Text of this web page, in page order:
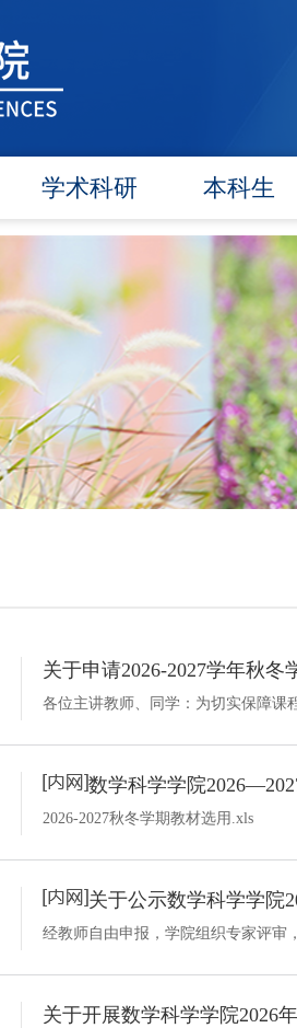
学术科研
学术活动
文件汇编
本科生
信息公告
教研动态
学籍管理
实践教学
对外交流
关于申请2026-2027学年秋
数学科学学院
2026-2027秋冬学期教材选用.xls
关于公示数学科学学院
关于开展数学科学学院2026